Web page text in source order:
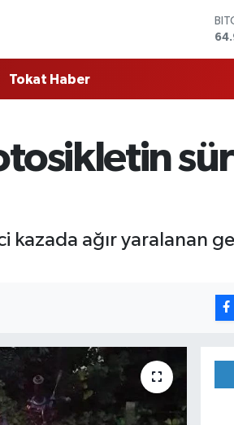
Tokat Haber
kazada ağır yaralanan